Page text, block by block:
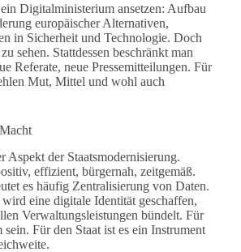
Digitalministerium ansetzen: Aufbau
europäischer Alternativen,
in Sicherheit und Technologie. Doch
sehen. Stattdessen beschränkt man
Referate, neue Pressemitteilungen. Für
Mut, Mittel und wohl auch
Aspekt der Staatsmodernisierung.
effizient, bürgernah, zeitgemäß.
es häufig Zentralisierung von Daten.
eine digitale Identität geschaffen,
Verwaltungsleistungen bündelt. Für
sein. Für den Staat ist es ein Instrument